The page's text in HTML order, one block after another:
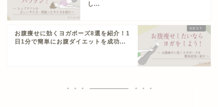
し...
お腹痩せに効くヨガポーズ8選を紹介！1
日1分で簡単にお腹ダイエットを成功...
記事一覧
ダイエット